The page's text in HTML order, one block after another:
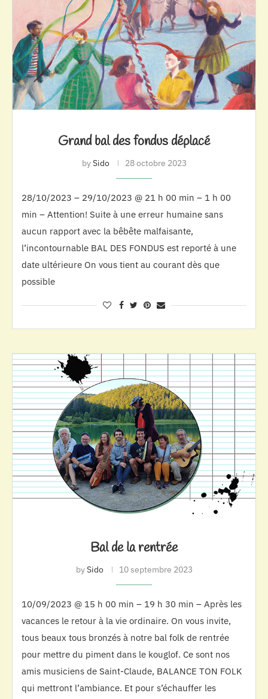
Grand bal des fondus déplacé
bySido 28 octobre 2023
28/10/2023 – 29/10/2023 @ 21 h 00 min – 1 h 00
min – Attention! Suite à une erreur humaine sans
aucun rapport avec la bêbête malfaisante,
l’incontournable BAL DES FONDUS est reporté à une
date ultérieure On vous tient au courant dès que
possible
Bal de la rentrée
bySido 10 septembre 2023
10/09/2023 @ 15 h 00 min – 19 h 30 min – Après les
vacances le retour à la vie ordinaire. On vous invite,
tous beaux tous bronzés à notre bal folk de rentrée
pour mettre du piment dans le kouglof. Ce sont nos
amis musiciens de Saint-Claude, BALANCE TON FOLK
qui mettront l’ambiance. Et pour s’échauffer les